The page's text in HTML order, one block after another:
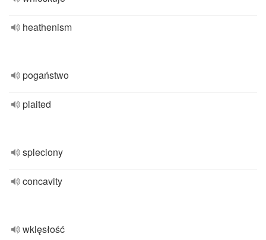
heathenism
pogaństwo
plaited
spleciony
concavity
wklęsłość